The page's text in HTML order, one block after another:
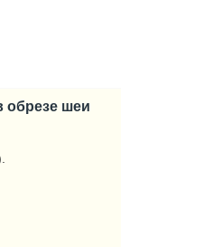
обрезе шеи